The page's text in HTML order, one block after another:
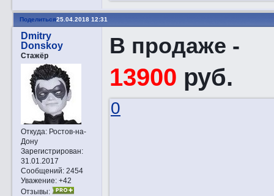
Поделиться25.04.2018 12:31
Dmitry
Donskoy
Стажёр
Откуда:Ростов-на-
Дону
Зарегистрирован:
31.01.2017
Сообщений:2454
Уважение: +42
Отзывы:
В продаже -
13900 руб.
0